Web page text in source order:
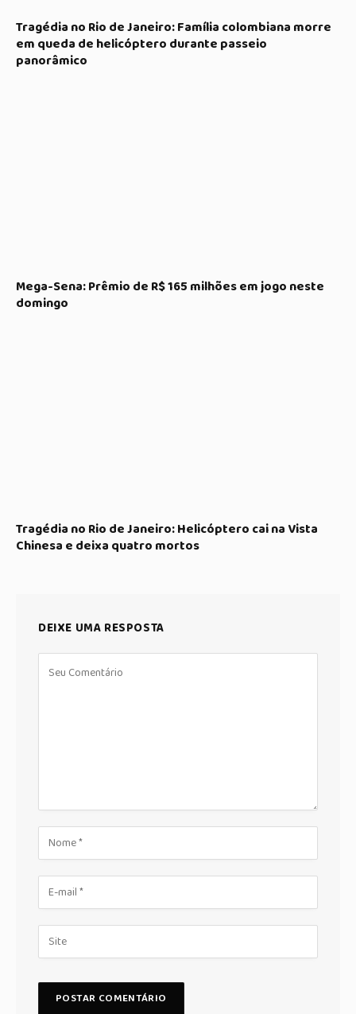
Tragédia no Rio de Janeiro: Família colombiana morre
em queda de helicóptero durante passeio
panorâmico
Mega-Sena: Prêmio de R$ 165 milhões em jogo neste
domingo
Tragédia no Rio de Janeiro: Helicóptero cai na Vista
Chinesa e deixa quatro mortos
DEIXE UMA RESPOSTA